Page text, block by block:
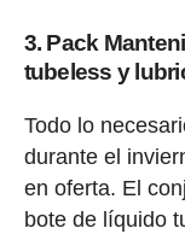
3. Pack
tubeless y
Todo lo
durante el
en oferta. El
bote de líquido